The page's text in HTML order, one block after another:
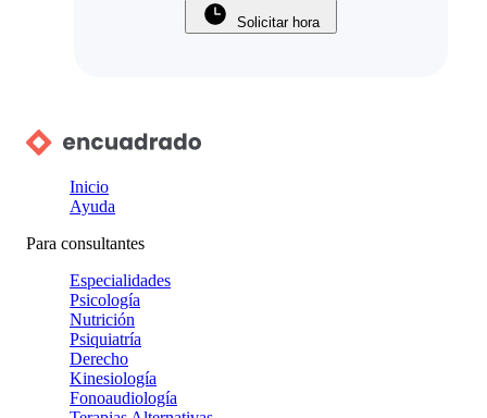
Solicitar hora
Inicio
Ayuda
Para consultantes
Especialidades
Psicología
Nutrición
Psiquiatría
Derecho
Kinesiología
Fonoaudiología